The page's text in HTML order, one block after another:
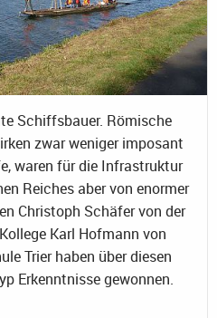
Schiffsbauer. Römische
zwar weniger imposant
waren für die Infrastruktur
Reiches aber von enormer
Christoph Schäfer von der
Karl Hofmann von
Trier haben über diesen
Erkenntnisse gewonnen.